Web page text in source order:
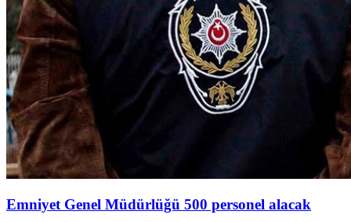
Emniyet Genel Müdürlüğü 500 personel alacak